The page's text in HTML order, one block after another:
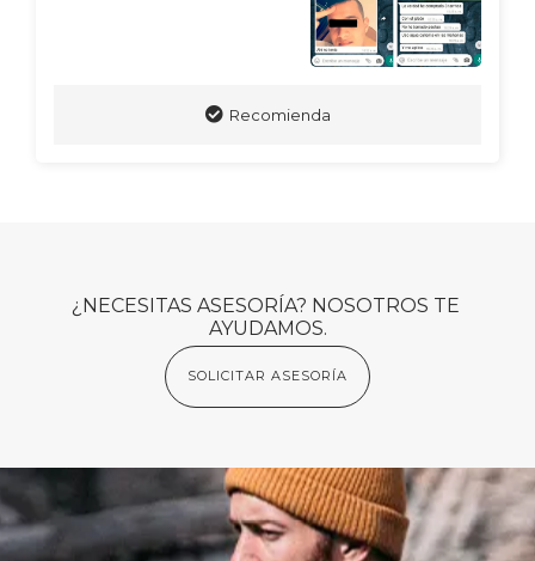
Recomienda
¿NECESITAS ASESORÍA? NOSOTROS TE
AYUDAMOS.
SOLICITAR ASESORÍA